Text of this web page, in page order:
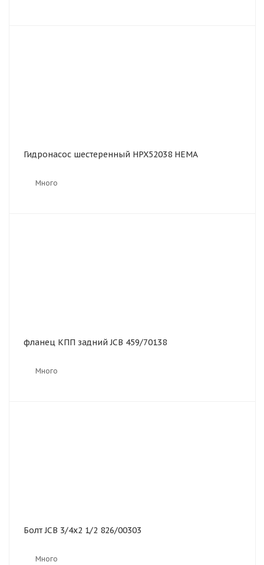
Гидронасос шестеренный HPX52038 HEMA
Много
фланец КПП задний JCB 459/70138
Много
Болт JCB 3/4x2 1/2 826/00303
Много